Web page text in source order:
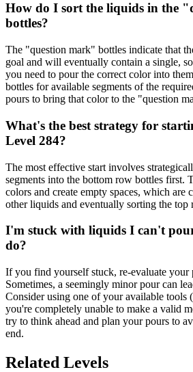
How do I sort the liquids in the
bottles?
The "question mark" bottles indicate that
goal and will eventually contain a single,
you need to pour the correct color into
bottles for available segments of the
pours to bring that color to the "question
What's the best strategy for
Level 284?
The most effective start involves
segments into the bottom row bottles first.
colors and create empty spaces, which are
other liquids and eventually sorting the top
I'm stuck with liquids I can't
do?
If you find yourself stuck, re-evaluate your
Sometimes, a seemingly minor pour can
Consider using one of your available
you're completely unable to make a valid
try to think ahead and plan your pours to
end.
Related Levels